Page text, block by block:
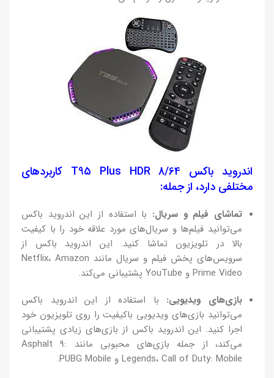
اندروید باکس T95 Plus HDR 8/64 کاربردهای
مختلفی دارد، از جمله:
تماشای فیلم و سریال: با استفاده از این اندروید باکس
می‌توانید فیلم‌ها و سریال‌های مورد علاقه خود را با کیفیت
بالا در تلویزیون تماشا کنید. این اندروید باکس از
سرویس‌های پخش فیلم و سریال مانند Netflix، Amazon
Prime Video و YouTube پشتیبانی می‌کند.
بازی‌های ویدیویی: با استفاده از این اندروید باکس
می‌توانید بازی‌های ویدیویی باکیفیت را روی تلویزیون خود
اجرا کنید. این اندروید باکس از بازی‌های زیادی پشتیبانی
می‌کند، از جمله بازی‌های محبوبی مانند Asphalt 9:
Legends، Call of Duty: Mobile و PUBG Mobile.